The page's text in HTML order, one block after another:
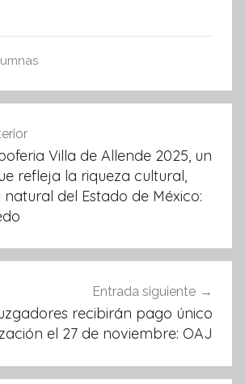
s
A
p
Villa de Allende 2025, un
refleja la riqueza cultural,
del Estado de México:
Entrada siguiente
recibirán pago único
el 27 de noviembre: OAJ